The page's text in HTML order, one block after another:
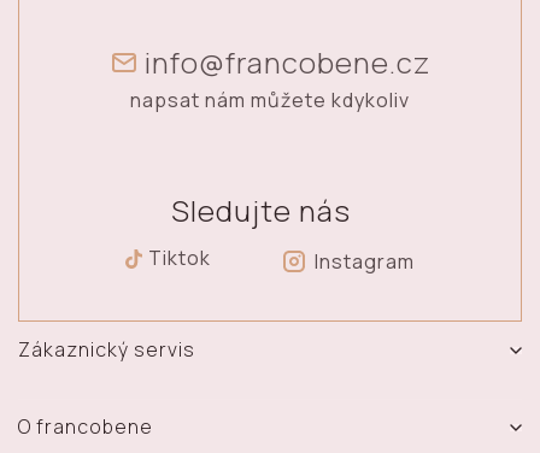
info@francobene.cz
napsat nám můžete kdykoliv
Sledujte nás
Tiktok Instagram
Zákaznický servis
Doprava a platba
O francobene